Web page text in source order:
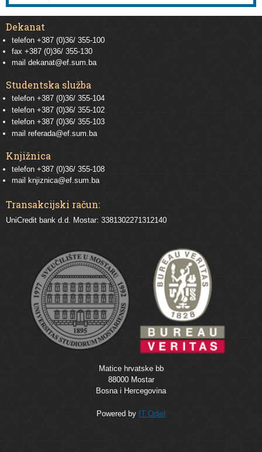
Dekanat
telefon +387 (0)36/ 355-100
fax +387 (0)36/ 355-130
mail dekanat@ef.sum.ba
Studentska služba
telefon +387 (0)36/ 355-104
telefon +387 (0)36/ 355-102
telefon +387 (0)36/ 355-103
mail referada@ef.sum.ba
Knjižnica
telefon +387 (0)36/ 355-108
mail
knjiznica@ef.sum.ba
Transakcijski račun:
UniCredit bank d.d. Mostar: 3381302271312140
Matice hrvatske bb
88000 Mostar
Bosna i Hercegovina
Powered by IT Odjel